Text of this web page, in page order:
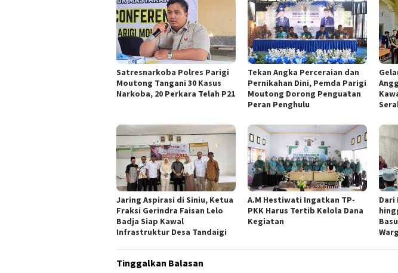
Satresnarkoba Polres Parigi
Moutong Tangani 30 Kasus
Narkoba, 20 Perkara Telah P21
Tekan Angka Perceraian dan
Pernikahan Dini, Pemda Parigi
Moutong Dorong Penguatan
Peran Penghulu
Jaring Aspirasi di Siniu, Ketua
Fraksi Gerindra Faisan Lelo
Badja Siap Kawal
Infrastruktur Desa Tandaigi
A.M Hestiwati Ingatkan TP-
PKK Harus Tertib Kelola Dana
Kegiatan
Dari
Tinggalkan Balasan